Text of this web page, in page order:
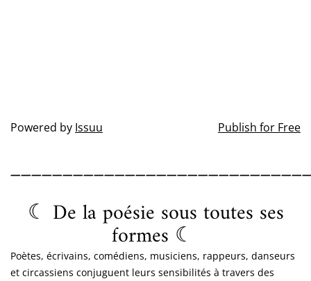
Powered by Issuu Publish for Free
☾ De la poésie sous toutes ses
formes ☾
Poètes, écrivains, comédiens, musiciens, rappeurs, danseurs
et circassiens conjuguent leurs sensibilités à travers des